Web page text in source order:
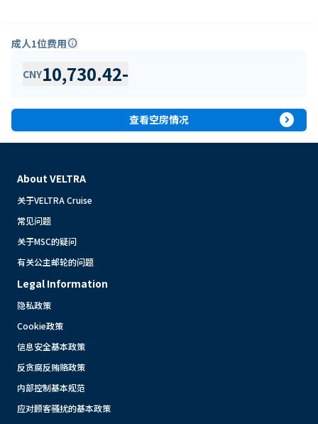
成人1位费用info
CNY10,730.42-
查看空房情况 expand_circle_right
About VELTRA
关于VELTRA Cruise
常见问题
关于MSC的疑问
有关公主邮轮的问题
Legal Information
隐私政策
Cookie政策
信息安全基本政策
反贪腐反贿赂政策
内部控制基本规范
应对顾客骚扰的基本政策